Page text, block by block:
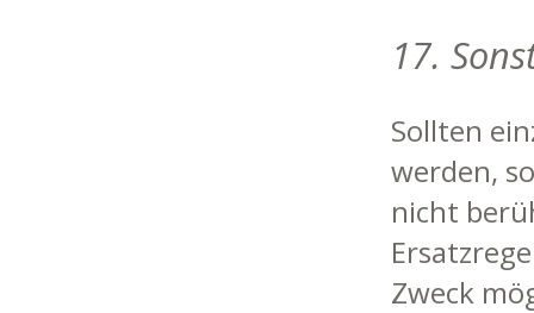
17.
Sollten
werden,
nicht
Zweck